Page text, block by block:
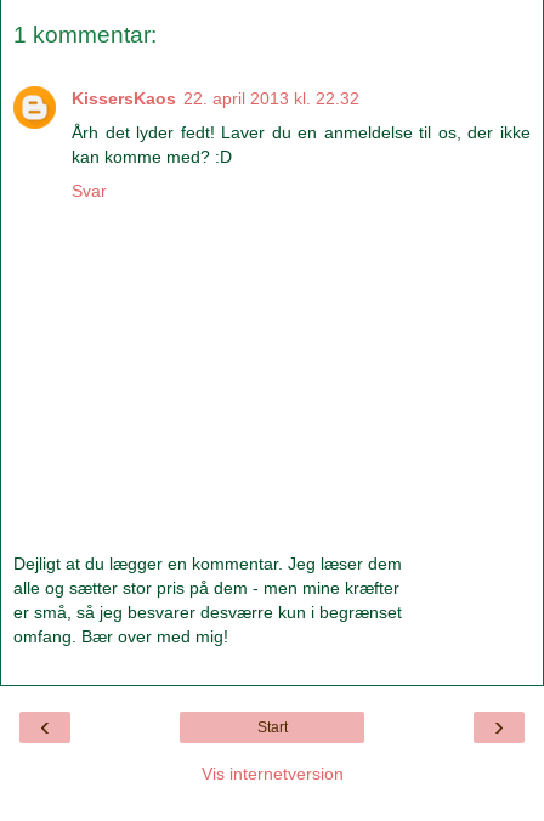
1 kommentar:
KissersKaos 22. april 2013 kl. 22.32
Årh det lyder fedt! Laver du en anmeldelse til os, der ikke
kan komme med? :D
Svar
Dejligt at du lægger en kommentar. Jeg læser dem
alle og sætter stor pris på dem - men mine kræfter
er små, så jeg besvarer desværre kun i begrænset
omfang. Bær over med mig!
‹ ›
Start
Vis internetversion